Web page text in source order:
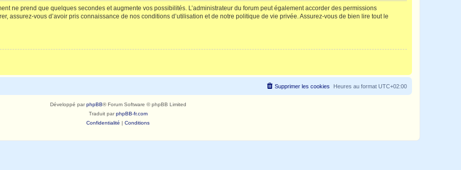
ne prend que quelques secondes et augmente vos possibilités. L’administrateur du forum peut également accorder des permissions
assurez-vous d’avoir pris connaissance de nos conditions d’utilisation et de notre politique de vie privée. Assurez-vous de bien lire tout le
Heures au format UTC+02:00
Supprimer les cookies
Développé parphpBB® Forum Software © phpBB Limited
Traduit parphpBB-fr.com
Confidentialité | Conditions